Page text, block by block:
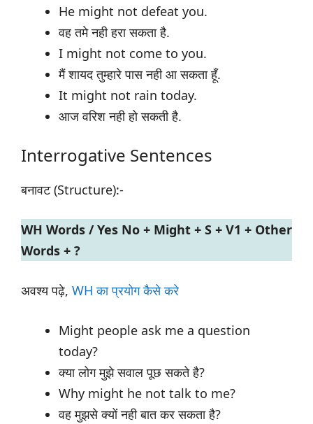
He might not defeat you.
वह तमे नही हरा सकता है.
I might not come to you.
मैं शायद तुम्हारे पास नही आ सकता हूँ.
It might not rain today.
आज वरिश नही हो सकती है.
Interrogative Sentences
बनावट (Structure):-
WH Words / Yes No + Might + S + V1 + Other
Words + ?
अवश्य पढ़े, WH का प्रयोग कैसे करे
Might people ask me a question
today?
क्या लोग मुझे सवाल पूछ सकते है?
Why might he not talk to me?
वह मुझसे क्यों नही बात कर सकता है?